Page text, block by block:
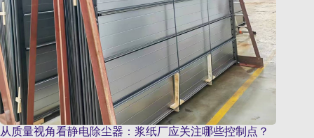
从质量视角看静电除尘器：浆纸厂应关注哪些控制点？